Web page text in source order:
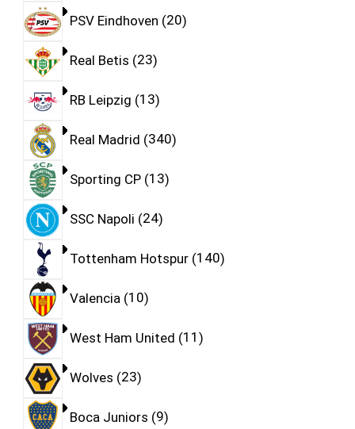
PSV Eindhoven 20
Real Betis 23
RB Leipzig 13
Real Madrid 340
Sporting CP 13
SSC Napoli 24
Tottenham Hotspur 140
Valencia 10
West Ham United 11
Wolves 23
Boca Juniors 9